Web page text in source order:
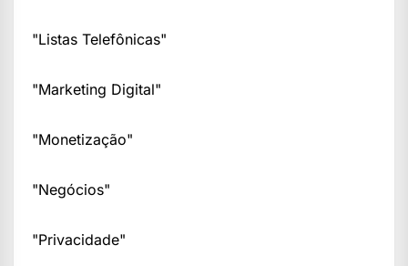
"Listas Telefônicas"
"Marketing Digital"
"Monetização"
"Negócios"
"Privacidade"